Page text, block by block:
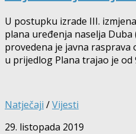
U postupku izrade III.
plana uređenja naselja Duba
provedena je javna rasprava
u prijedlog Plana trajao je od
Natječaji /Vijesti
29. listopada 2019